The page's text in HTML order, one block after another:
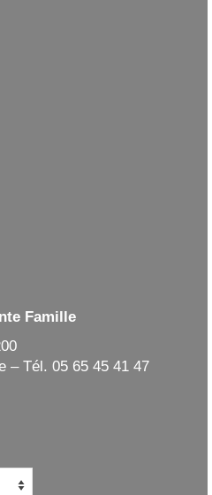
Famille
– Tél. 05 65 45 41 47